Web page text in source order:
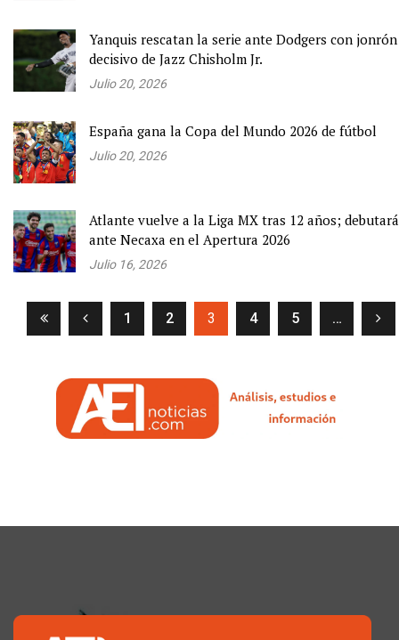
Yanquis rescatan la serie ante Dodgers con jonrón
decisivo de Jazz Chisholm Jr.
Julio 20, 2026
España gana la Copa del Mundo 2026 de fútbol
Julio 20, 2026
Atlante vuelve a la Liga MX tras 12 años; debutará
ante Necaxa en el Apertura 2026
Julio 16, 2026
1 2 3 (current)
4 5 …